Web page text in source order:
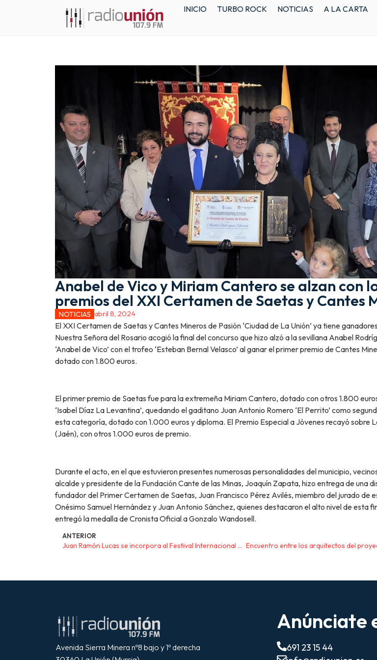
INICIO TURBO ROCK NOTICIAS A LA CARTA
Anabel de Vico y Miriam Cantero se alzan con
premios del XXI Certamen de Saetas y Cantes
NOTICIAS abril 8, 2024
El XXI Certamen de Saetas y Cantes Mineros de Pasión ‘Ciudad de La Unión’ ya tiene
Nuestra Señora del Rosario acogió la final del concurso que hizo alzó a la sevillana Anabel
‘Anabel de Vico’ con el trofeo ‘Esteban Bernal Velasco’ al ganar el primer premio de Cantes
dotado con 1.800 euros.
El primer premio de Saetas fue para la extremeña Miriam Cantero, dotado con otros 1.800
‘Isabel Díaz La Levantina’, quedando el gaditano Juan Antonio Romero ‘El Perrito’ como
esta categoría, dotado con 1.000 euros y diploma. El Premio Especial a Jóvenes recayó sobre
(Jaén), con otros 1.000 euros de premio.
Durante el acto, en el que estuvieron presentes numerosas personalidades del municipio,
alcalde y presidente de la Fundación Cante de las Minas, Joaquín Zapata, hizo entrega de una
fundador del Primer Certamen de Saetas, Juan Francisco Pérez Avilés, miembro del jurado de
Onésimo Samuel Hernández y Juan Antonio Sánchez, quienes destacaron el alto nivel de esta
entregó la medalla de Cronista Oficial a Gonzalo Wandosell.
ANTERIOR
Juan Ramón Lucas se incorpora al Festival Internacional del Cante de las Minas
Avenida Sierra Minera nº8 bajo y 1º derecha
Anúnciate
691 23 15 44